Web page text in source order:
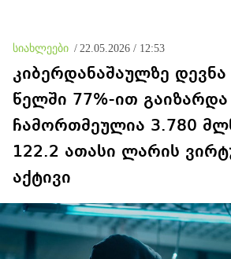
სიახლეები / 22.05.2026 / 12:53
კიბერდანაშაულზე
წელში 77%-ით გაიზარდა
ჩამორთმეულია 3.780
122.2 ათასი ლარის
აქტივი